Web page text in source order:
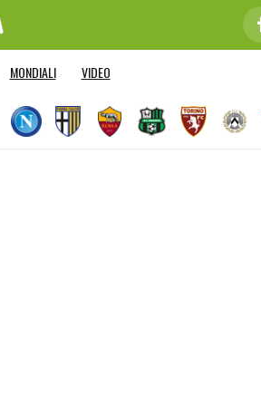
MONDIALI VIDEO